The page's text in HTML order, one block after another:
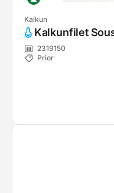
Kalkun
Kalkunfilet
2319150
Prior